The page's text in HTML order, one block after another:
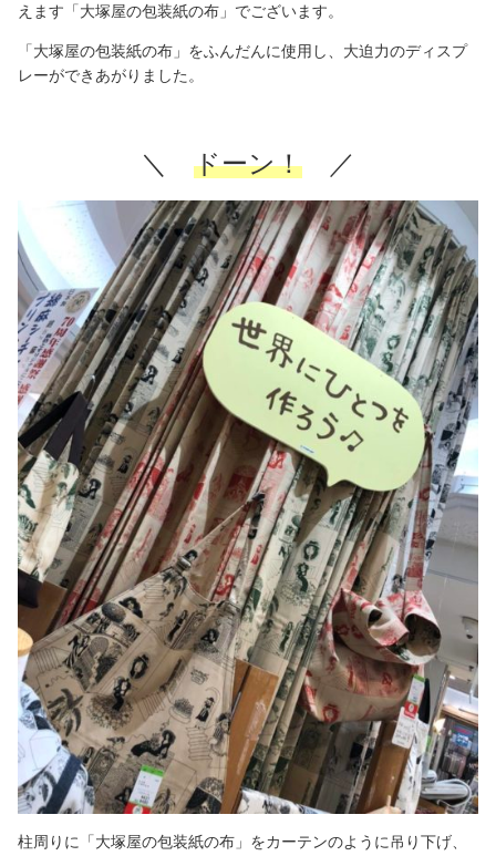
えます「大塚屋の包装紙の布」でございます。
「大塚屋の包装紙の布」をふんだんに使用し、大迫力のディスプ
レーができあがりました。
＼ ドーン！ ／
柱周りに「大塚屋の包装紙の布」をカーテンのように吊り下げ、